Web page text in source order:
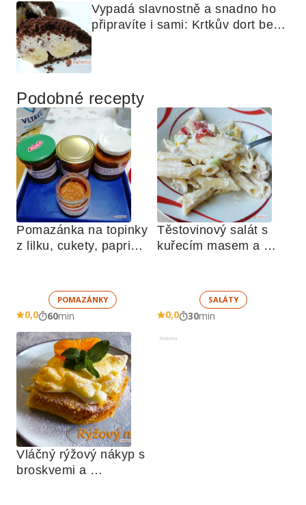
Vypadá slavnostně a snadno ho
připravíte i sami: Krtkův dort bez
Podobné recepty
Pomazánka na topinky
z lilku, cukety, paprik,
POMAZÁNKY
0,0 60min
Těstovinový salát s
kuřecím masem a
SALÁTY
0,0 30min
Vláčný rýžový nákyp s
broskvemi a
Reklama